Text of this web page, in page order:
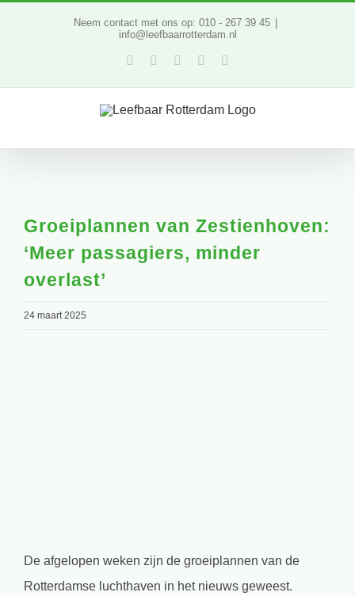
Neem contact met ons op: 010 - 267 39 45
info@leefbaarrotterdam.nl
Facebook
TwitterYouTubeLinkedIn
Groeiplannen van Zestienhoven:
‘Meer passagiers, minder
overlast’
24 maart 2025
De afgelopen weken zijn de groeiplannen van de
Rotterdamse luchthaven in het nieuws geweest.